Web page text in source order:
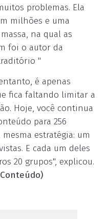
problemas. Ela
milhões e uma
na qual as
foi o autor da
"
é apenas
fica faltando limitar a
Hoje, você continua
para 256
estratégia: um
E cada um deles
20 grupos", explicou.